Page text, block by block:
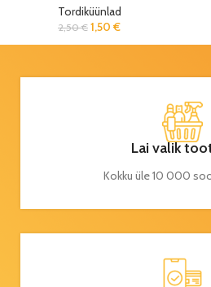
Tordiküünlad
2,50€ 1,50 €
Lai valik
Kokku üle 10 000